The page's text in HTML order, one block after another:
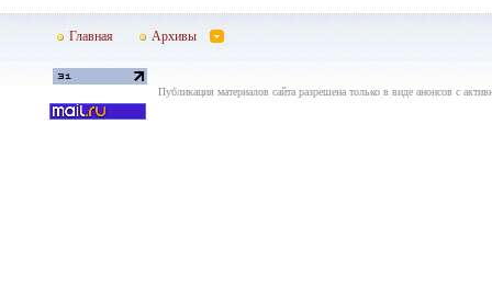
Главная Архивы
Публикация материалов сайта разрешена только в виде анонсов с